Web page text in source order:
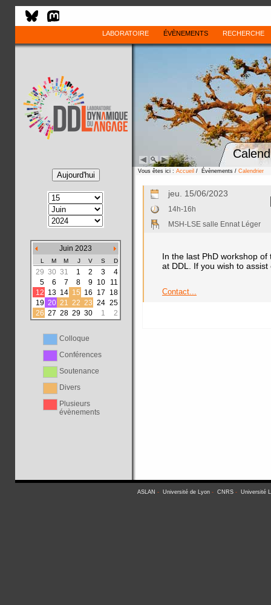
LABORATOIRE ÉVÈNEMENTS RECHERCHE
Juin 2023
L M M J V S D
29 30 31 1 2 3
4
5
6 7 8 9 10
11
12 13 14 15 16 17
18
19 20 21 22 23 24 25
26 27 28 29 30 1 2
Colloque
Conférences
Soutenance
Divers
Plusieurs
évènements
Vous êtes ici : Accueil / Évènements / Calendrier
jeu. 15/06/2023
14h-16h
MSH-LSE salle Ennat Léger
In the last PhD workshop
at DDL. If you wish to
Contact...
ASLAN - Université de Lyon- CNRS- Université